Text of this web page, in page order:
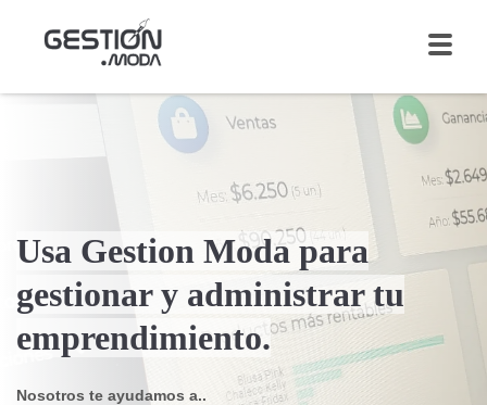
Usa Gestion Moda para
gestionar y administrar tu
emprendimiento.
Nosotros te ayudamos a..